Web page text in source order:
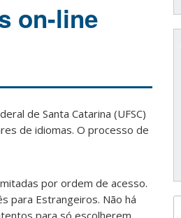
on-line
de Santa Catarina (UFSC)
de idiomas. O processo de
por ordem de acesso.
para Estrangeiros. Não há